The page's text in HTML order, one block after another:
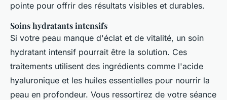
pointe pour offrir des résultats visibles et durables.
Soins hydratants intensifs
Si votre peau manque d'éclat et de vitalité, un soin
hydratant intensif pourrait être la solution. Ces
traitements utilisent des ingrédients comme l'acide
hyaluronique et les huiles essentielles pour nourrir la
peau en profondeur. Vous ressortirez de votre séance